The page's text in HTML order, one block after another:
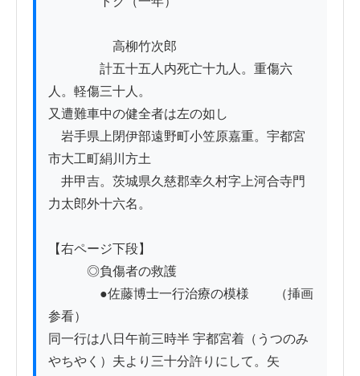
高柳竹次郎
計五十五人内死亡十九人。重傷六
人。軽傷三十人。
又遭難車中の健全者は左の如し
岩手県上閉伊部遠野町小笠原嘉重。宇都宮
市大工町絹川方土
井甲吉。茨城県久慈郡幸久村字上河合寺門
力太郎外十六名。
【右ページ下段】
◎負傷者の救護
●佐藤博士一行治療の模様　　（挿画
参看）
同一行は八日午前三時半 宇都宮着（うつのみ
やちやく）夫より三十分許りにして。矢